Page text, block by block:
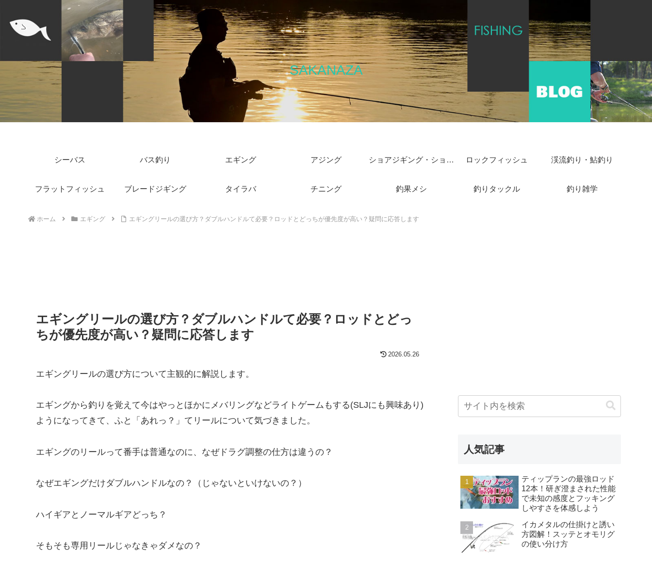
SAKANAZA
シーバス バス釣り エギング アジング ショアジギング・ショアキャスティング ロックフィッシュ 渓流釣り・鮎釣り
フラットフィッシュ ブレードジギング タイラバ チニング 釣果メシ 釣りタックル 釣り雑学
ホーム エギング エギングリールの選び方？ダブルハンドルて必要？ロッドとどっちが優先度が高い？疑問に応答します
エギングリールの選び方？ダブルハンドルて必要？ロッドとどっ
ちが優先度が高い？疑問に応答します
2026.05.26
エギングリールの選び方について主観的に解説します。
エギングから釣りを覚えて今はやっとほかにメバリングなどライトゲームもする(SLJにも興味あり)
ようになってきて、ふと「あれっ？」てリールについて気づきました。
エギングのリールって番手は普通なのに、なぜドラグ調整の仕方は違うの？
なぜエギングだけダブルハンドルなの？（じゃないといけないの？）
ハイギアとノーマルギアどっち？
そもそも専用リールじゃなきゃダメなの？
人気記事
ティップランの最強ロッド
12本！研ぎ澄まされた性能
で未知の感度とフッキング
しやすさを体感しよう
イカメタルの仕掛けと誘い
方図解！スッテとオモリグ
の使い分け方